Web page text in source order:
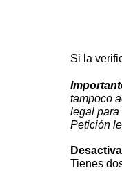
Si la
tampoco
legal para
Petición
Tienes